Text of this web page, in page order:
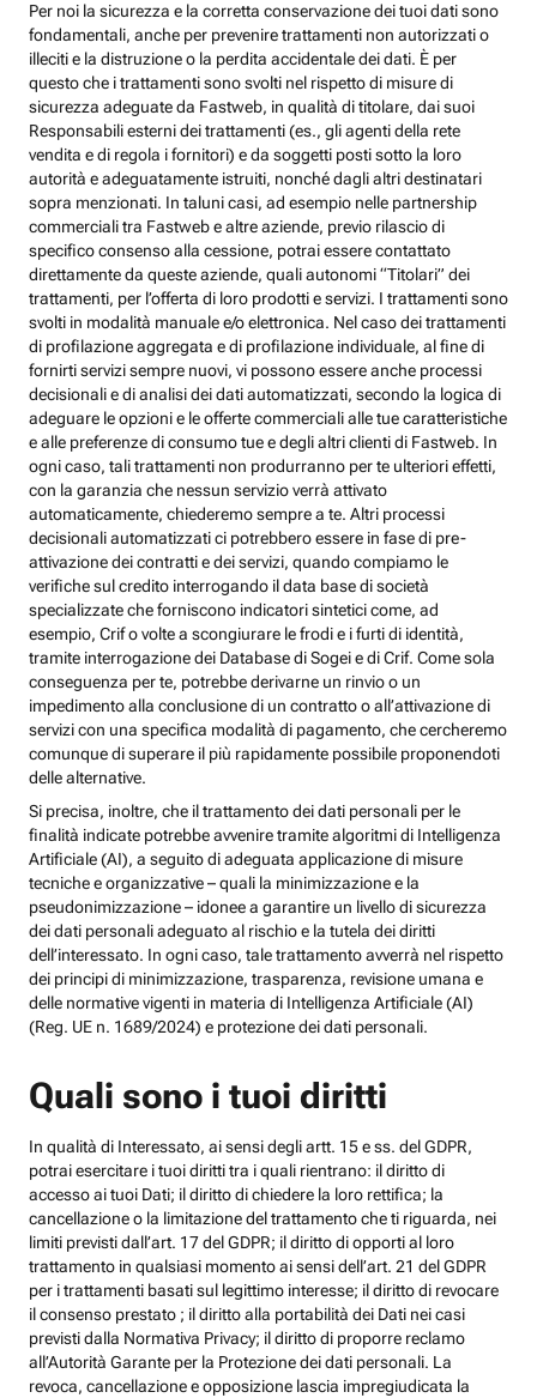
Per noi la sicurezza e la corretta conservazione dei tuoi dati sono
fondamentali, anche per prevenire trattamenti non autorizzati o
illeciti e la distruzione o la perdita accidentale dei dati. È per
questo che i trattamenti sono svolti nel rispetto di misure di
sicurezza adeguate da Fastweb, in qualità di titolare, dai suoi
Responsabili esterni dei trattamenti (es., gli agenti della rete
vendita e di regola i fornitori) e da soggetti posti sotto la loro
autorità e adeguatamente istruiti, nonché dagli altri destinatari
sopra menzionati. In taluni casi, ad esempio nelle partnership
commerciali tra Fastweb e altre aziende, previo rilascio di
specifico consenso alla cessione, potrai essere contattato
direttamente da queste aziende, quali autonomi “Titolari” dei
trattamenti, per l’offerta di loro prodotti e servizi. I trattamenti sono
svolti in modalità manuale e/o elettronica. Nel caso dei trattamenti
di profilazione aggregata e di profilazione individuale, al fine di
fornirti servizi sempre nuovi, vi possono essere anche processi
decisionali e di analisi dei dati automatizzati, secondo la logica di
adeguare le opzioni e le offerte commerciali alle tue caratteristiche
e alle preferenze di consumo tue e degli altri clienti di Fastweb. In
ogni caso, tali trattamenti non produrranno per te ulteriori effetti,
con la garanzia che nessun servizio verrà attivato
automaticamente, chiederemo sempre a te. Altri processi
decisionali automatizzati ci potrebbero essere in fase di pre-
attivazione dei contratti e dei servizi, quando compiamo le
verifiche sul credito interrogando il data base di società
specializzate che forniscono indicatori sintetici come, ad
esempio, Crif o volte a scongiurare le frodi e i furti di identità,
tramite interrogazione dei Database di Sogei e di Crif. Come sola
conseguenza per te, potrebbe derivarne un rinvio o un
impedimento alla conclusione di un contratto o all’attivazione di
servizi con una specifica modalità di pagamento, che cercheremo
comunque di superare il più rapidamente possibile proponendoti
delle alternative.
Si precisa, inoltre, che il trattamento dei dati personali per le
finalità indicate potrebbe avvenire tramite algoritmi di Intelligenza
Artificiale (AI), a seguito di adeguata applicazione di misure
tecniche e organizzative – quali la minimizzazione e la
pseudonimizzazione – idonee a garantire un livello di sicurezza
dei dati personali adeguato al rischio e la tutela dei diritti
dell’interessato. In ogni caso, tale trattamento avverrà nel rispetto
dei principi di minimizzazione, trasparenza, revisione umana e
delle normative vigenti in materia di Intelligenza Artificiale (AI)
(Reg. UE n. 1689/2024) e protezione dei dati personali.
Quali sono i tuoi diritti
In qualità di Interessato, ai sensi degli artt. 15 e ss. del GDPR,
potrai esercitare i tuoi diritti tra i quali rientrano: il diritto di
accesso ai tuoi Dati; il diritto di chiedere la loro rettifica; la
cancellazione o la limitazione del trattamento che ti riguarda, nei
limiti previsti dall’art. 17 del GDPR; il diritto di opporti al loro
trattamento in qualsiasi momento ai sensi dell’art. 21 del GDPR
per i trattamenti basati sul legittimo interesse; il diritto di revocare
il consenso prestato ; il diritto alla portabilità dei Dati nei casi
previsti dalla Normativa Privacy; il diritto di proporre reclamo
all’Autorità Garante per la Protezione dei dati personali. La
revoca, cancellazione e opposizione lascia impregiudicata la